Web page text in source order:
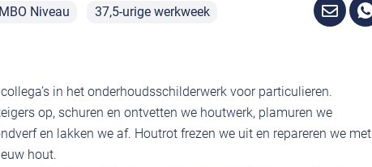
MBO Niveau 37,5-urige werkweek
in het onderhoudsschilderwerk voor particulieren.
op, schuren en ontvetten we houtwerk, plamuren we
en lakken we af. Houtrot frezen we uit en repareren we met
hout.